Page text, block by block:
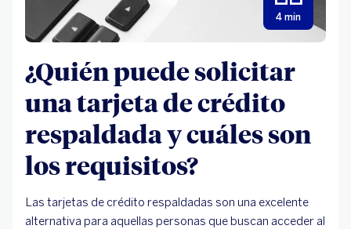
4 min
¿Quién puede solicitar
una tarjeta de crédito
respaldada y cuáles son
los requisitos?
Las tarjetas de crédito respaldadas son una excelente
alternativa para aquellas personas que buscan acceder al